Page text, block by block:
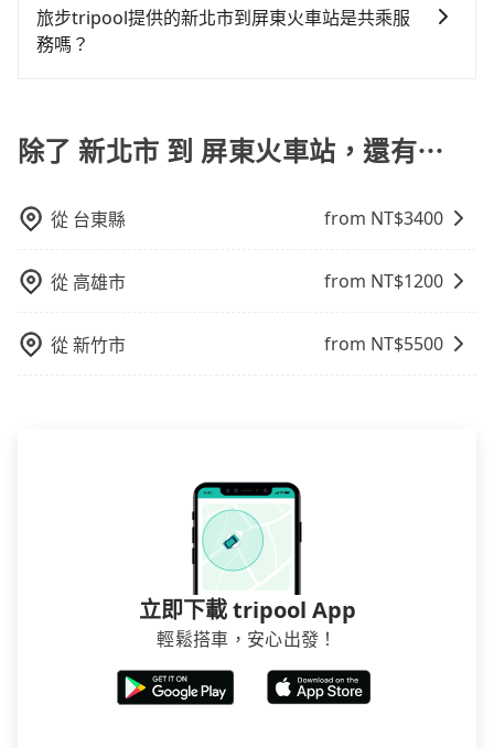
遭遇各種莫名理由而被額外收費，風險可謂不小。
行照不符，連司機的駕照都會不符。在路上被警察盤查
請下車終止行程事小，如果發生意外，保險公司可不予
台中巴比較方便。但也有例外，比方說有些山區或路段
台確認。
的車型。 五人座驕車可乘坐三位乘客，並可攜帶三個隨
身行李與兩個30吋行李箱 五人座休旅車可乘坐四位乘
能超載人數。 如果您攜帶的行李或物品較多，我們會根
據情況收取微搬家費用，費用在300至500元之間。
旅步tripool提供的新北市到屏東火車站是共乘服
務嗎？
了司機以外，從上車到下車期間，都不會再有其他陌生
人出現。如選擇共乘服務，則會依照其他共乘乘客做彈
不會超過座位的上限。
除了 新北市 到 屏東火車站，還有⋯
從 台東縣 from NT$3400
從 高雄市 from NT$1200
從新竹市 from NT$5500
立即下載 tripool App
輕鬆搭車，安心出發！